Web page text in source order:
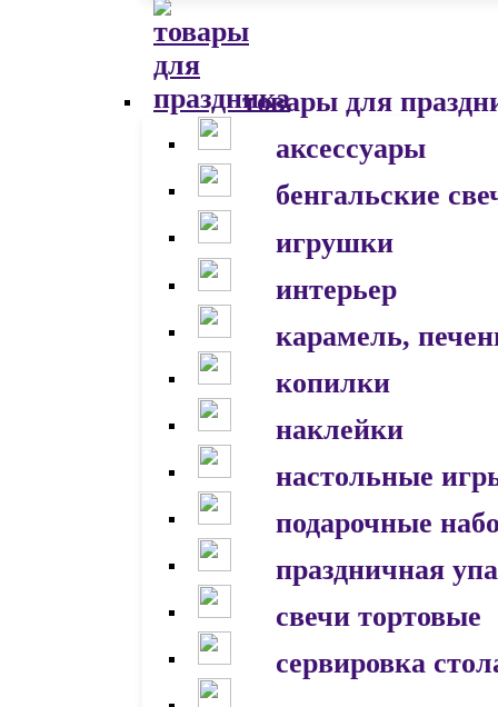
товары для
аксессуары
бенгальские
игрушки
интерьер
карамель,
копилки
наклейки
настольные
подарочные
праздничная
свечи тортовые
сервировка